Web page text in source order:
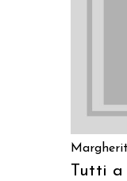
Tutti